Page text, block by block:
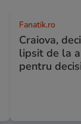
Fanatik.ro
Craiova,
lipsit de la
pentru